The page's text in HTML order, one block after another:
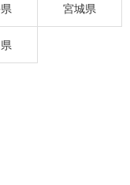
宮城県